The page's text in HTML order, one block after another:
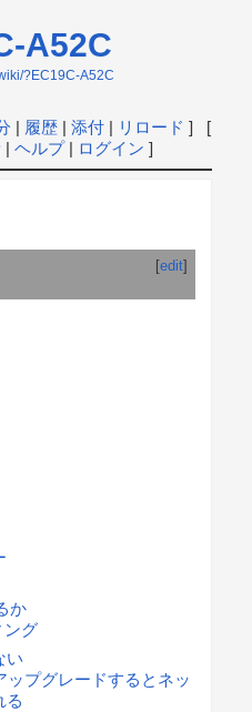
A52C
?EC19C-A52C
| 履歴| 添付| リロード ] [
| ヘルプ| ログイン ]
[edit]
か
ング
い
ップグレードするとネッ
る